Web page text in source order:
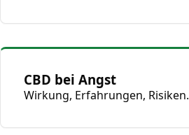
CBD bei Angst
Wirkung, Erfahrungen, Risiken.